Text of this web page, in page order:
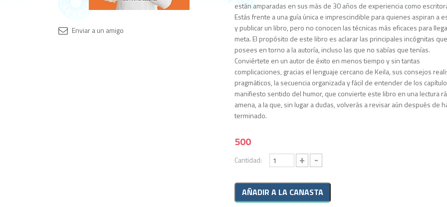
están amparadas en sus más de 30 años de experiencia como
Estás frente a una guía única e imprescindible para quienes aspiran a
y publicar un libro, pero no conocen las técnicas más eficaces para
meta. El propósito de este libro es aclarar las principales incógnitas
posees en torno a la autoría, incluso las que no sabías que tenías.
Conviértete en un autor de éxito en menos tiempo y sin tantas
complicaciones, gracias el lenguaje cercano de Keila, sus consejos
pragmáticos, la secuencia organizada y fácil de entender de los
manifiesto sentido del humor, que convierte este libro en una lectura
amena, a la que, sin lugar a dudas, volverás a revisar aún después de
terminado.
500
Cantidad: + -